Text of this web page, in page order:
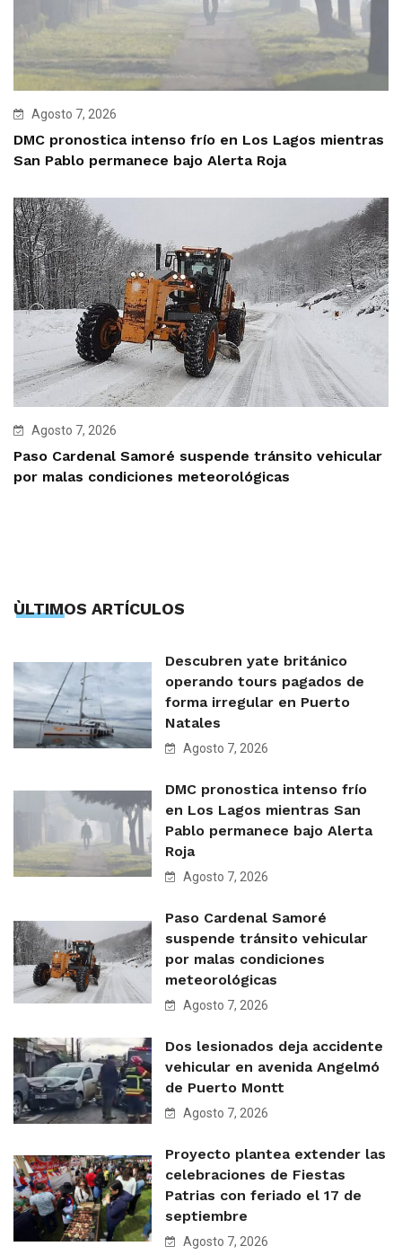
Agosto 7, 2026
DMC pronostica intenso frío en Los Lagos mientras
San Pablo permanece bajo Alerta Roja
Agosto 7, 2026
Paso Cardenal Samoré suspende tránsito vehicular
por malas condiciones meteorológicas
ÙLTIMOS ARTÍCULOS
Descubren yate británico
operando tours pagados de
forma irregular en Puerto
Natales
Agosto 7, 2026
DMC pronostica intenso frío
en Los Lagos mientras San
Pablo permanece bajo Alerta
Roja
Agosto 7, 2026
Paso Cardenal Samoré
suspende tránsito vehicular
por malas condiciones
meteorológicas
Agosto 7, 2026
Dos lesionados deja accidente
vehicular en avenida Angelmó
de Puerto Montt
Agosto 7, 2026
Proyecto plantea extender las
celebraciones de Fiestas
Patrias con feriado el 17 de
septiembre
Agosto 7, 2026